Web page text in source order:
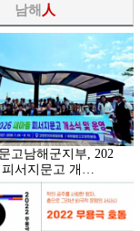
고남해군지부, 202
서지문고 개…
남해 人